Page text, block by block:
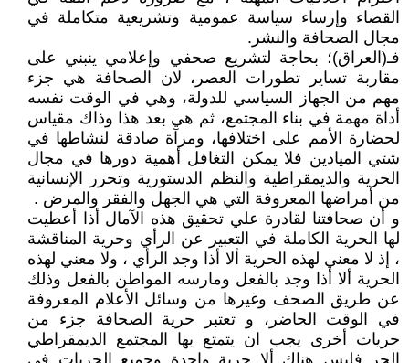
القضاء وإرساء سياسة عمومية وتشريعية متكاملة في
مجال الصحافة والنشر.
فـ(العراق)؛ بحاجة لتشريع صحفي وإعلامي ينبني على
مقاربة تساير تطورات العصر، لان الصحافة هي جزء
مهم من الجهاز السياسي للدولة، وهي في الوقت نفسه
أداة مهمة في بناء المجتمع، ثم هي بعد هذا وذاك مقياس
لحضارة الأمم على اختلافها، ومرآة صادقة لنشاطها في
شتي الميادين فلا يمكن التغافل أهمية دورها في مجال
الحرية والديمقراطية والنظم الدستورية وتحرر الإنسانية
من أمراضها المعروفة التي هي الجهل والفقر والمرض .
و أن صحافتنا لقادرة علي تحقيق هذه الآمال أذا أعطيت
لها الحرية الكاملة في التعبير عن الرأي وحرية المناقشة
، إذ لا معني لهذه الحرية ألا أذا وجد الرأي ، ولا معني لهذه
الحرية ألا أذا وجد بالفعل ومارسه المواطن بالفعل وذلك
عن طريق الصحف وغيرها من وسائل الأعلام المعروفة
في الوقت الحاضر، و تعتبر حرية الصحافة جزء من
حريات أخرى يجب ان يتمتع بها المجتمع الديمقراطي